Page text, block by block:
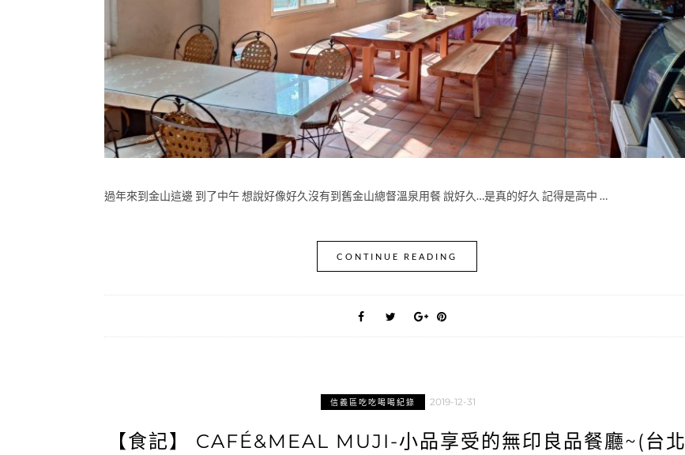
過年來到金山這邊 到了中午 想說好像好久沒有到舊金山總督溫泉用餐 說好久…是真的好久 記得是高中 …
CONTINUE READING
信義區吃吃喝喝紀錄 2019-12-31
【食記】 CAFÉ&MEAL MUJI-小品享受的無印良品餐廳~(台北